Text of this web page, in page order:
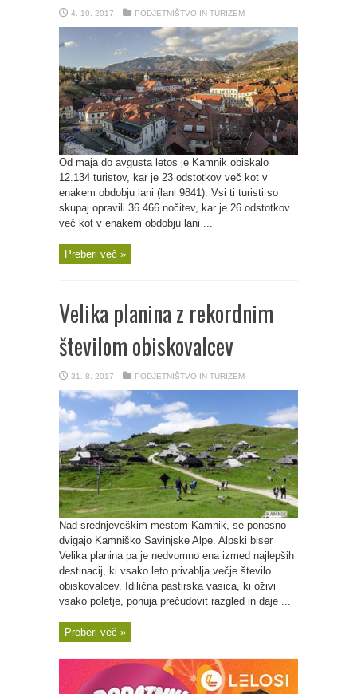
4. 10. 2017 PODJETNIŠTVO IN TURIZEM
Od maja do avgusta letos je Kamnik obiskalo
12.134 turistov, kar je 23 odstotkov več kot v
enakem obdobju lani (lani 9841). Vsi ti turisti so
skupaj opravili 36.466 nočitev, kar je 26 odstotkov
več kot v enakem obdobju lani ...
Preberi več »
Velika planina z rekordnim
številom obiskovalcev
31. 8. 2017 PODJETNIŠTVO IN TURIZEM
Nad srednjeveškim mestom Kamnik, se ponosno
dvigajo Kamniško Savinjske Alpe. Alpski biser
Velika planina pa je nedvomno ena izmed najlepših
destinacij, ki vsako leto privablja večje število
obiskovalcev. Idilična pastirska vasica, ki oživi
vsako poletje, ponuja prečudovit razgled in daje ...
Preberi več »